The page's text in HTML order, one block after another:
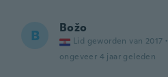
B Božo
Lid geworden van 2017 ·
ongeveer 4 jaar geleden